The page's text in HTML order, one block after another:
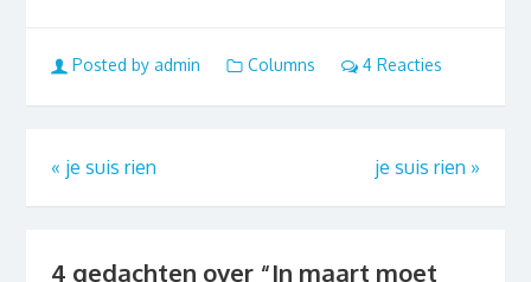
Posted by admin Columns 4 Reacties
« je suis rien je suis rien »
4 gedachten over “In maart moet